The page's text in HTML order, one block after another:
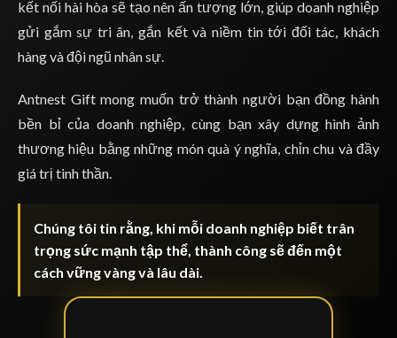
kết nối hài hòa sẽ tạo nên ấn tượng lớn, giúp doanh nghiệp
gửi gắm sự tri ân, gắn kết và niềm tin tới đối tác, khách
hàng và đội ngũ nhân sự.
Antnest Gift mong muốn trở thành người bạn đồng hành
bền bỉ của doanh nghiệp, cùng bạn xây dựng hình ảnh
thương hiệu bằng những món quà ý nghĩa, chỉn chu và đầy
giá trị tinh thần.
Chúng tôi tin rằng, khi mỗi doanh nghiệp biết trân
trọng sức mạnh tập thể, thành công sẽ đến một
cách vững vàng và lâu dài.